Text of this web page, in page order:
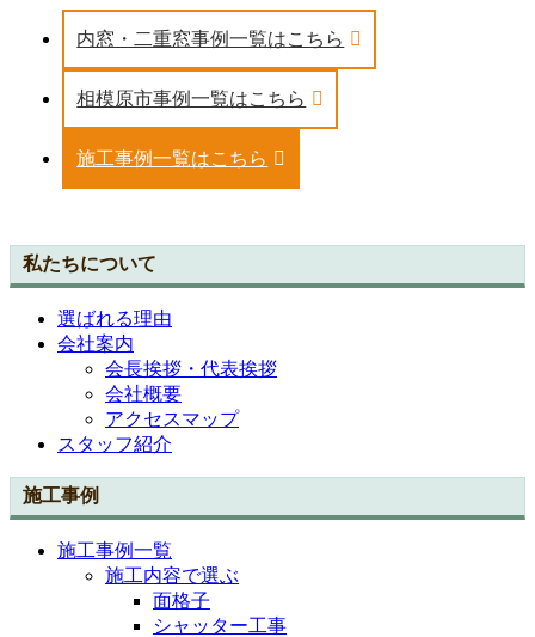
内窓・二重窓事例一覧はこちら
相模原市事例一覧はこちら
施工事例一覧はこちら
私たちについて
選ばれる理由
会社案内
会長挨拶・代表挨拶
会社概要
アクセスマップ
スタッフ紹介
施工事例
施工事例一覧
施工内容で選ぶ
面格子
シャッター工事